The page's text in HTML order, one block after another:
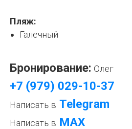
Пляж:
Галечный
Бронирование: Олег
+7 (979) 029-10-37
Написать в Telegram
Написать в МАХ